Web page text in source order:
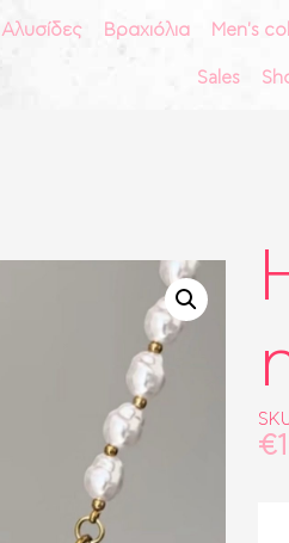
Αλυσίδες Βραχιόλια Men's
Sales
MEN'S
ΔΑΧΤΥΛΊΔΙΑ
ΜΠΙΖΟΥΤΙΈΡΕΣ
ΑΞΕΣΟΥΆΡ
ΤΣΆΝΤΕΣ
ΡΟΛΌΓΙΑ
BRIDAL
€